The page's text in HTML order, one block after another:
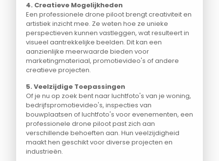
4. Creatieve Mogelijkheden
Een professionele drone piloot brengt creativiteit en
artistiek inzicht mee. Ze weten hoe ze unieke
perspectieven kunnen vastleggen, wat resulteert in
visueel aantrekkelijke beelden. Dit kan een
aanzienlijke meerwaarde bieden voor
marketingmateriaal, promotievideo's of andere
creatieve projecten.
5. Veelzijdige Toepassingen
Of je nu op zoek bent naar luchtfoto's van je woning,
bedrijfspromotievideo's, inspecties van
bouwplaatsen of luchtfoto's voor evenementen, een
professionele drone piloot past zich aan
verschillende behoeften aan. Hun veelzijdigheid
maakt hen geschikt voor diverse projecten en
industrieën.